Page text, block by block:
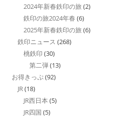
2024年新春鉄印の旅 (2)
鉄印の旅2024年春 (6)
2025年新春鉄印の旅 (6)
鉄印ニュース (268)
桃鉄印 (30)
第二弾(13)
お得きっぷ(92)
JR(18)
JR西日本 (5)
JR四国 (5)